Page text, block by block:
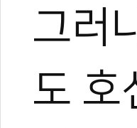
그러
도 호